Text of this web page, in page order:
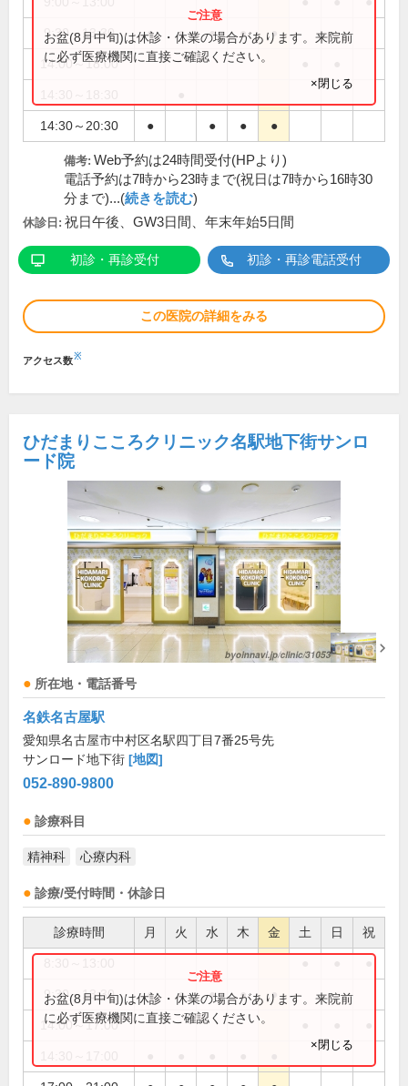
9:30～13:30 ● ● ● ● ●
14:00～18:00
14:30～20:30 ● ● ● ●
お盆(8月中旬)は休診・休業の場合があります。来院前
に必ず医療機関に直接ご確認ください。
×閉じる
備考: Web予約は24時間受付(HPより)
電話予約は7時から23時まで(祝日は7時から16時30
分まで)...(続きを読む)
休診日: 祝日午後、GW3日間、年末年始5日間
初診・再診受付 初診・再診電話受付
この医院の詳細をみる
アクセス数※
ひだまりこころクリニック名駅地下街サンロ
ード院
所在地・電話番号
名鉄名古屋駅
愛知県名古屋市中村区名駅四丁目7番25号先
サンロード地下街 [地図]
052-890-9800
診療科目
精神科 心療内科
診療/受付時間・休診日
診療時間 月 火 水 木 金 土 日 祝
9:30～13:30 ● ● ● ● ●
14:00～17:00
お盆(8月中旬)は休診・休業の場合があります。来院前
に必ず医療機関に直接ご確認ください。
×閉じる